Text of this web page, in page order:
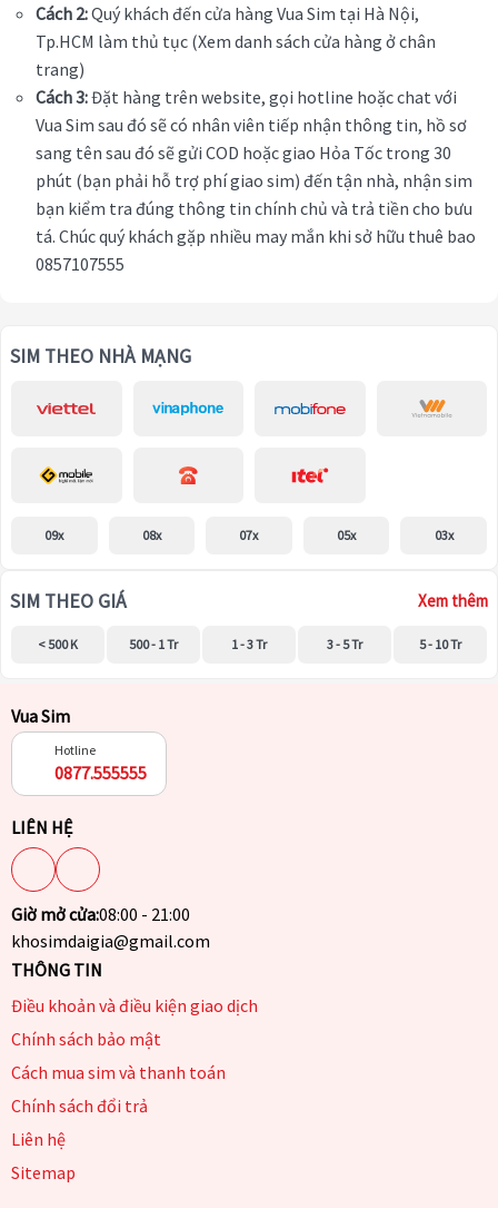
Cách 2:Quý khách đến cửa hàng Vua Sim tại Hà Nội,
Tp.HCM làm thủ tục (Xem danh sách cửa hàng ở chân
trang)
Cách 3:Đặt hàng trên website, gọi hotline hoặc chat với
Vua Sim sau đó sẽ có nhân viên tiếp nhận thông tin, hồ sơ
sang tên sau đó sẽ gửi COD hoặc giao Hỏa Tốc trong 30
phút (bạn phải hỗ trợ phí giao sim) đến tận nhà, nhận sim
bạn kiểm tra đúng thông tin chính chủ và trả tiền cho bưu
tá. Chúc quý khách gặp nhiều may mắn khi sở hữu thuê bao
0857107555
SIM THEO NHÀ MẠNG
09x 08x 07x 05x 03x
SIM THEO GIÁ Xem thêm
< 500 K 500 - 1 Tr 1 - 3 Tr 3 - 5 Tr 5 - 10 Tr
Vua Sim
Hotline
0877.555555
LIÊN HỆ
Giờ mở cửa:08:00 - 21:00
khosimdaigia@gmail.com
THÔNG TIN
Điều khoản và điều kiện giao dịch
Chính sách bảo mật
Cách mua sim và thanh toán
Chính sách đổi trả
Liên hệ
Sitemap